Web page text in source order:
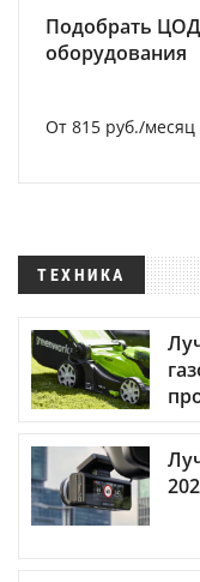
Подобрать
оборудования
От 815 руб./месяц
ТЕХНИКА